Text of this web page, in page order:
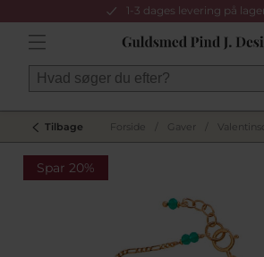
1-3 dages levering på
Tilbage Forside Gaver
Spar 20%